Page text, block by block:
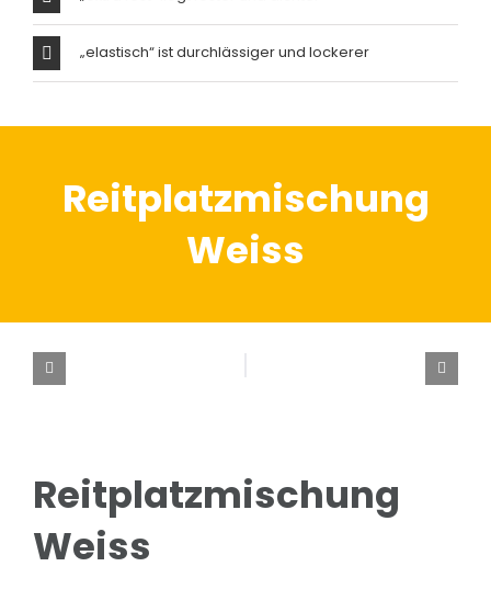
„elastisch“ ist durchlässiger und lockerer
Reitplatzmischung
Weiss
Reitplatzmischung
Weiss